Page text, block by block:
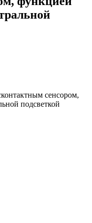
сенсором,
подсветкой